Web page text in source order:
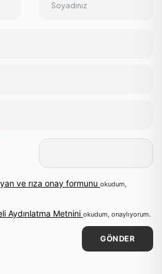
Soyadınız
ve rıza onay formunu okudum,
Aydınlatma Metnini okudum, onaylıyorum.
GÖNDER